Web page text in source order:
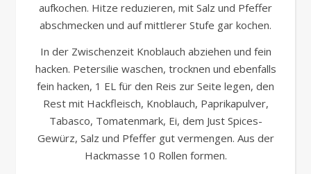
aufkochen. Hitze reduzieren, mit Salz und Pfeffer
abschmecken und auf mittlerer Stufe gar kochen.
In der Zwischenzeit Knoblauch abziehen und fein
hacken. Petersilie waschen, trocknen und ebenfalls
fein hacken, 1 EL für den Reis zur Seite legen, den
Rest mit Hackfleisch, Knoblauch, Paprikapulver,
Tabasco, Tomatenmark, Ei, dem Just Spices-
Gewürz, Salz und Pfeffer gut vermengen. Aus der
Hackmasse 10 Rollen formen.